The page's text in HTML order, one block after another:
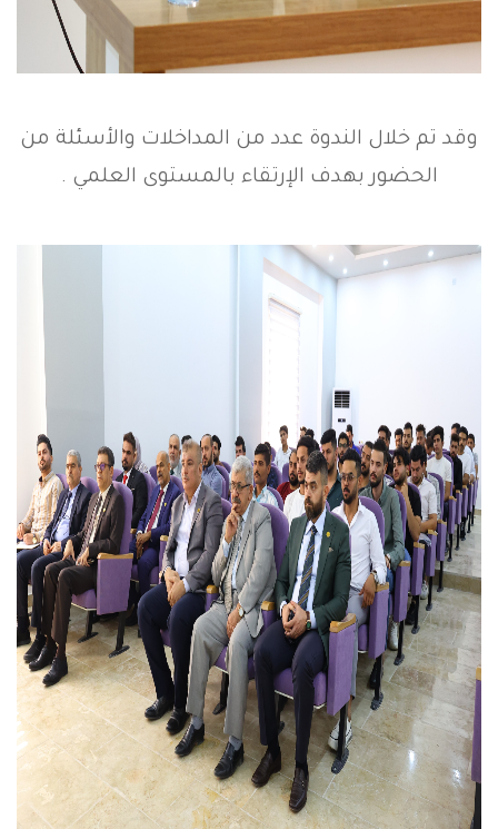
وقد تم خلال الندوة عدد من المداخلات والأسئلة من
الحضور بهدف الإرتقاء بالمستوى العلمي .